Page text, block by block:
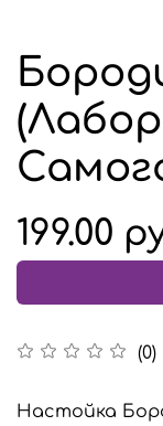
(0)
199.00
Настойка